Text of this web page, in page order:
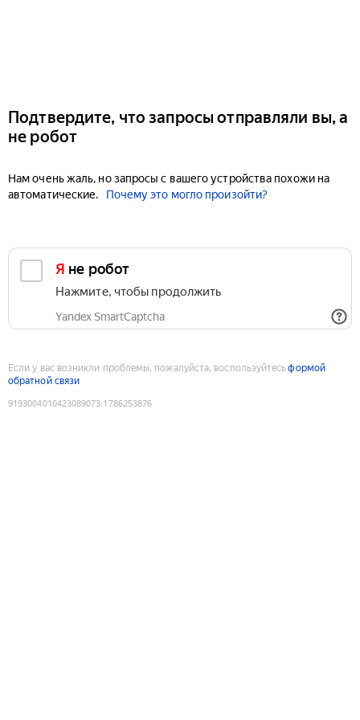
Подтвердите, что запросы отправляли вы, а
не робот
Нам очень жаль, но запросы с вашего устройства похожи на
автоматические.
Почему это могло произойти?
Я не робот
Нажмите, чтобы продолжить
Yandex SmartCaptcha
Если у вас возникли проблемы, пожалуйста, воспользуйтесьформой
обратной связи
9193004010423089073:1786253876